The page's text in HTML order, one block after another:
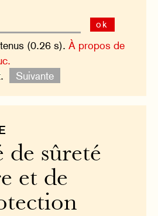
ok
(0.26 s).À propos de
Suivante
sûreté
et de